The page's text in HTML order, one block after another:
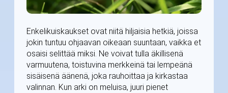
Enkelikuiskaukset ovat niitä hiljaisia hetkiä, joissa
jokin tuntuu ohjaavan oikeaan suuntaan, vaikka et
osaisi selittää miksi. Ne voivat tulla äkillisenä
varmuutena, toistuvina merkkeinä tai lempeänä
sisäisenä äänenä, joka rauhoittaa ja kirkastaa
valinnan. Kun arki on meluisa, juuri pienet